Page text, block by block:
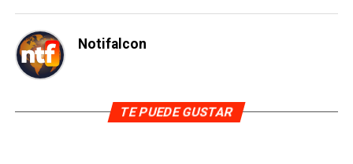
Notifalcon
TE PUEDE GUSTAR